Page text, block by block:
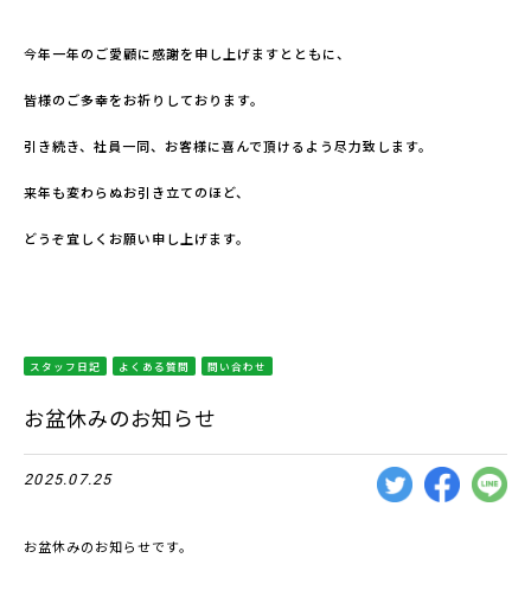
今年一年のご愛顧に感謝を申し上げますとともに、
皆様のご多幸をお祈りしております。
引き続き、社員一同、お客様に喜んで頂けるよう尽力致します。
来年も変わらぬお引き立てのほど、
どうぞ宜しくお願い申し上げます。
スタッフ日記 よくある質問 問い合わせ
お盆休みのお知らせ
2025.07.25
お盆休みのお知らせです。